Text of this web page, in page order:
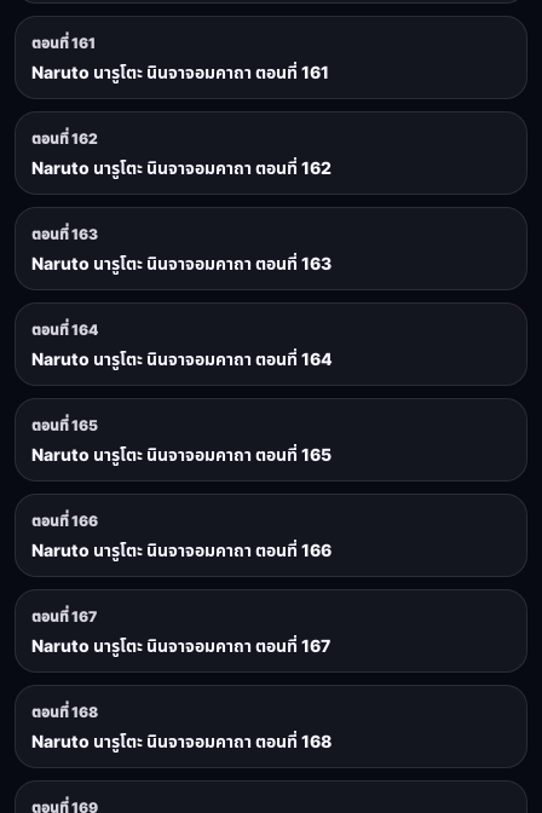
ตอนที่ 161
Naruto นารูโตะ นินจาจอมคาถา ตอนที่ 161
ตอนที่ 162
Naruto นารูโตะ นินจาจอมคาถา ตอนที่ 162
ตอนที่ 163
Naruto นารูโตะ นินจาจอมคาถา ตอนที่ 163
ตอนที่ 164
Naruto นารูโตะ นินจาจอมคาถา ตอนที่ 164
ตอนที่ 165
Naruto นารูโตะ นินจาจอมคาถา ตอนที่ 165
ตอนที่ 166
Naruto นารูโตะ นินจาจอมคาถา ตอนที่ 166
ตอนที่ 167
Naruto นารูโตะ นินจาจอมคาถา ตอนที่ 167
ตอนที่ 168
Naruto นารูโตะ นินจาจอมคาถา ตอนที่ 168
ตอนที่ 169